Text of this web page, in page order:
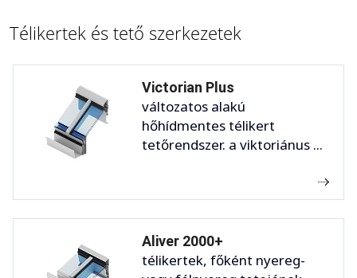
Télikertek és tető szerkezetek
Victorian Plus
változatos alakú
hőhídmentes télikert
tetőrendszer. a viktoriánus ...
Aliver 2000+
télikertek, főként nyereg-